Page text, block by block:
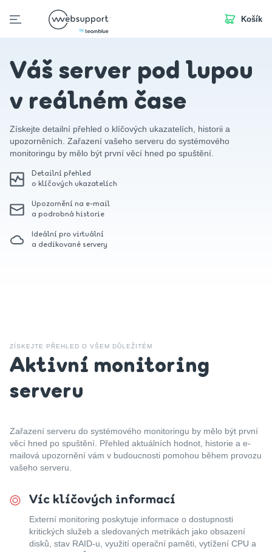
Skip
to
Košík
Váš server pod lupou
v reálném čase
Získejte detailní přehled o klíčových ukazatelích, historii a
upozorněních. Zařazení vašeho serveru do systémového
monitoringu by mělo být první věcí hned po spuštění.
Detailní přehled
o klíčových ukazatelích
Upozornění na e-mail
a podrobná historie
Ideální pro virtuální
a dedikované servery
ZÍSKEJTE PŘEHLED O VŠEM DŮLEŽITÉM
Aktivní monitoring
serveru
Zařazení serveru do systémového monitoringu by mělo být první
věcí hned po spuštění. Přehled aktuálních hodnot, historie a e-
mailová upozornění vám v budoucnosti pomohou během provozu
vašeho serveru.
Víc klíčových informací
Externí monitoring poskytuje informace o dostupnosti
kritických služeb a sledovaných metrikách jako obsazení
disků, stav RAID-u, využití operační paměti, vytížení CPU a